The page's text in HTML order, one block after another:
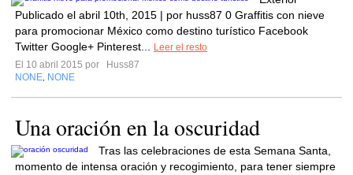
Publicado el abril 10th, 2015 | por huss87 0 Graffitis con nieve
para promocionar México como destino turístico Facebook
Twitter Google+ Pinterest...
Leer el resto
El 10 abril 2015 por
Huss87
NONE NONE
Una oración en la oscuridad
Tras las celebraciones de esta Semana Santa,
momento de intensa oración y recogimiento, para tener siempre